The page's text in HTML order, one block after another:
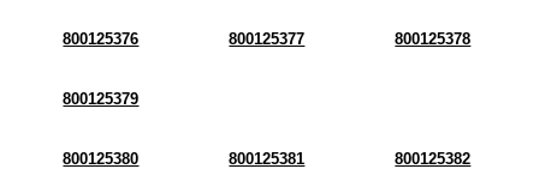
800125376 800125377 800125378
800125379
800125380 800125381 800125382